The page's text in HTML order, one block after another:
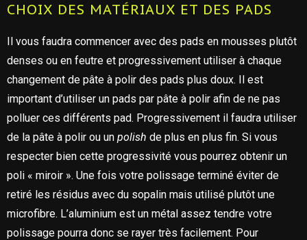
CHOIX DES MATÉRIAUX ET DES PADS
Il vous faudra commencer avec des pads en mousses plutôt
denses ou en feutre et progressivement utiliser à chaque
changement de pâte à polir des pads plus doux. Il est
important d’utiliser un pads par pâte à polir afin de ne pas
polluer ces différents pad. Progressivement il faudra utiliser
de la pâte à polir ou un polish de plus en plus fin. Si vous
respecter bien cette progressivité vous pourrez obtenir un
poli « miroir ». Une fois votre polissage terminé éviter de
retiré les résidus avec du sopalin mais utilisé plutôt une
microfibre. L’aluminium est un métal assez tendre votre
polissage pourra donc se rayer très facilement. Pour